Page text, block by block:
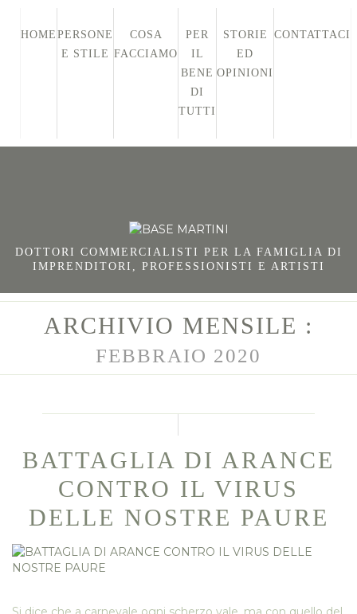
HOME PERSONE
E STILE
COSA
FACCIAMO
PER
IL
BENE
DI
TUTTI
STORIE
ED
OPINIONI
CONTATTACI
DOTTORI COMMERCIALISTI PER LA FAMIGLIA DI
IMPRENDITORI, PROFESSIONISTI E ARTISTI
ARCHIVIO MENSILE :
FEBBRAIO 2020
BATTAGLIA DI ARANCE
CONTRO IL VIRUS
DELLE NOSTRE PAURE